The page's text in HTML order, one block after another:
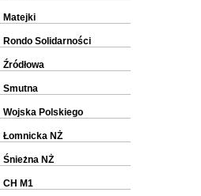
Matejki
Rondo Solidarności
Źródłowa
Smutna
Wojska Polskiego
Łomnicka NŻ
Śnieżna NŻ
CH M1